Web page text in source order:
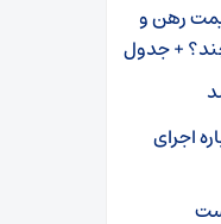
رهن و
چند؟ + جدول
اجرای